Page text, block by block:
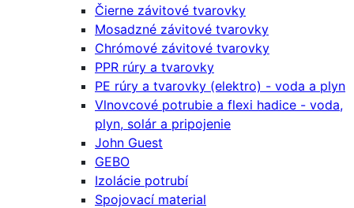
Čierne závitové tvarovky
Mosadzné závitové tvarovky
Chrómové závitové tvarovky
PPR rúry a tvarovky
PE rúry a tvarovky (elektro) - voda a plyn
Vlnovcové potrubie a flexi hadice - voda,
plyn, solár a pripojenie
John Guest
GEBO
Izolácie potrubí
Spojovací material